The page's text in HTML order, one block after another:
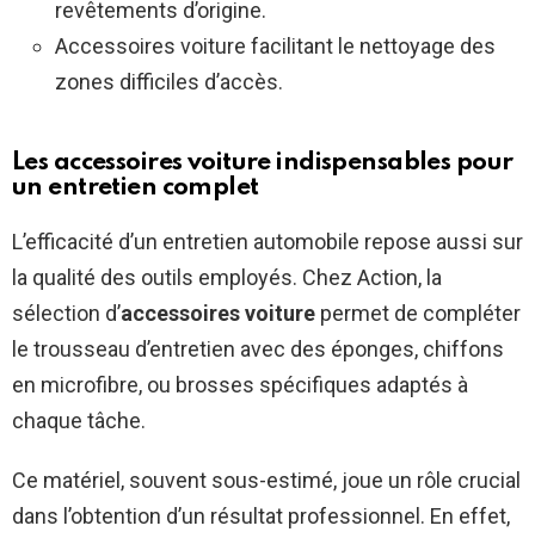
revêtements d’origine.
Accessoires voiture facilitant le nettoyage des
zones difficiles d’accès.
Les accessoires voiture indispensables pour
un entretien complet
L’efficacité d’un entretien automobile repose aussi sur
la qualité des outils employés. Chez Action, la
sélection d’accessoires voiture permet de compléter
le trousseau d’entretien avec des éponges, chiffons
en microfibre, ou brosses spécifiques adaptés à
chaque tâche.
Ce matériel, souvent sous-estimé, joue un rôle crucial
dans l’obtention d’un résultat professionnel. En effet,